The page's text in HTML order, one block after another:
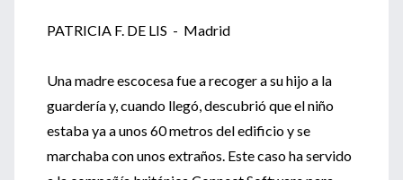
PATRICIA F. DE LIS - Madrid
Una madre escocesa fue a recoger a su hijo a la
guardería y, cuando llegó, descubrió que el niño
estaba ya a unos 60 metros del edificio y se
marchaba con unos extraños. Este caso ha servido